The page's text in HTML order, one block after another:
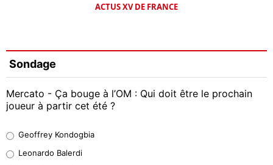
ACTUS XV DE FRANCE
Sondage
Mercato - Ça bouge à l’OM : Qui doit être le prochain
joueur à partir cet été ?
38%
Geoffrey Kondogbia
Leonardo Balerdi